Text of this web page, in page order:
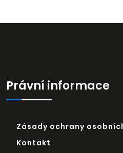
Právní informace
Zásady ochrany
Kontakt